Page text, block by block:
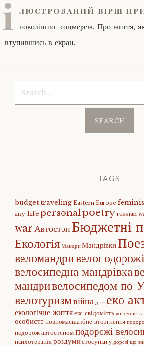
і люстрований вірш
поколінню соцмереж. Про життя,
втупившись в екран.
TAGS
budget traveling Eastern Europe
my life personalpoetry russian
warАвтостопБюджетні
Екологія Мандри Мандрівки
веломандривелоподорожі
велосипедна мандрівка
мандривелосипедом по
велотуризмвійна діти еко
екологічне життяеко свідомість жіночність
особисте повномасшатбне вторгнення
подорож автостопомподорожі
психотерапіяроздумистосунки у дорозі що